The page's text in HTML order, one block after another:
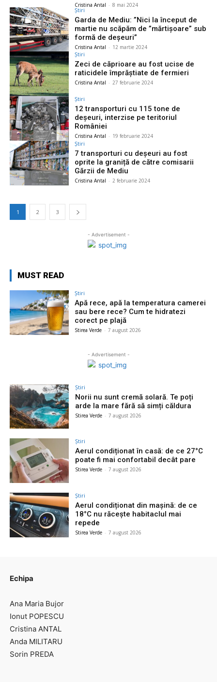
Cristina Antal - 8 mai 2024
Știri
Garda de Mediu: ”Nici la început de
martie nu scăpăm de ”mărtişoare” sub
formă de deşeuri”
Cristina Antal - 12 martie 2024
Știri
Zeci de căprioare au fost ucise de
raticidele împrăştiate de fermieri
Cristina Antal - 27 februarie 2024
Știri
12 transporturi cu 115 tone de
deşeuri, interzise pe teritoriul
României
Cristina Antal - 19 februarie 2024
Știri
7 transporturi cu deşeuri au fost
oprite la graniță de către comisarii
Gărzii de Mediu
Cristina Antal - 2 februarie 2024
1 2 3
- Advertisement -
MUST READ
Știri
Apă rece, apă la temperatura camerei
sau bere rece? Cum te hidratezi
corect pe plajă
Stirea Verde - 7 august 2026
- Advertisement -
Știri
Norii nu sunt cremă solară. Te poți
arde la mare fără să simți căldura
Stirea Verde - 7 august 2026
Știri
Aerul condiționat în casă: de ce 27°C
poate fi mai confortabil decât pare
Stirea Verde - 7 august 2026
Știri
Aerul condiționat din mașină: de ce
18°C nu răcește habitaclul mai
repede
Stirea Verde - 7 august 2026
Echipa
Ana Maria Bujor
Ionut POPESCU
Cristina ANTAL
Anda MILITARU
Sorin PREDA